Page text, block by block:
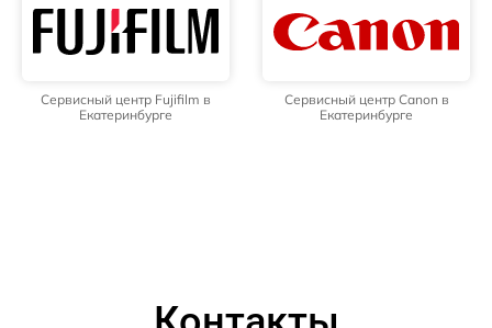
Сервисный центр Fujifilm в
Екатеринбурге
Сервисный центр Canon в
Екатеринбурге